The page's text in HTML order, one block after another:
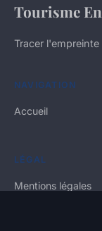
Tourisme
Tracer
NAVIGATION
Accueil
LÉGAL
Mentions légales